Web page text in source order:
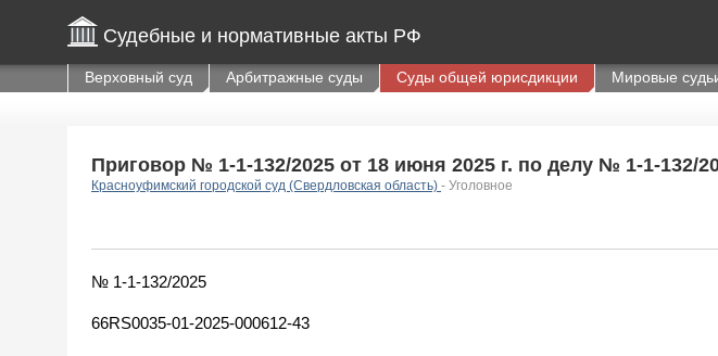
Судебные и нормативные акты РФ
Верховный суд Арбитражные суды Суды общей юрисдикции Мировые
Приговор № 1-1-132/2025 от 18 июня 2025 г. по делу № 1-1-132/
Красноуфимский городской суд (Свердловская область) - Уголовное
№ 1-1-132/2025
66RS0035-01-2025-000612-43